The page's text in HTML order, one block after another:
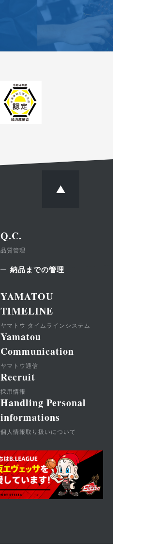
Q.C.
品質管理
納品までの管理
YAMATOU
TIMELINE
ヤマトウ タイムラインシステム
Yamatou
Communication
ヤマトウ通信
Recruit
採用情報
Handling Personal
informations
個人情報取り扱いについて